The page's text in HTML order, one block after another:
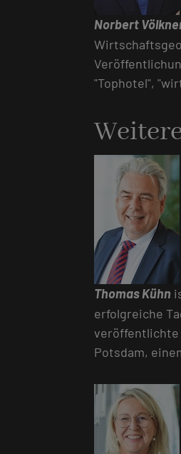
Norbert
"Tophotel",
Thomas Kühn
erfolgreiche
veröffentlichte
Potsdam,